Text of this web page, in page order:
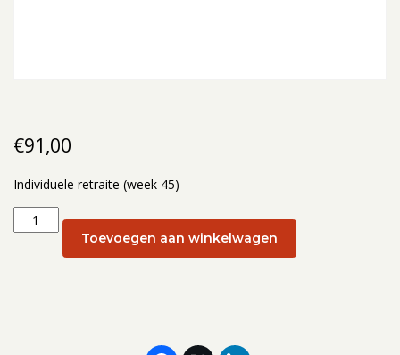
€91,00
Individuele retraite (week 45)
Individuele
retraite
Toevoegen aan winkelwagen